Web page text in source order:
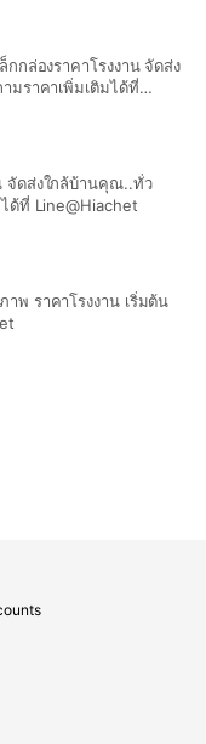
กล่องราคาโรงงาน จัดส่ง
มราคาเพิ่มเติมได้ที่
จัดส่งใกล้บ้านคุณ..ทั่ว
ด้ที่ Line@Hiachet
คาโรงงาน เริ่มต้น